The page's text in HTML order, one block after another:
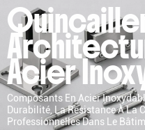
Acier
Composants En Acier
Durabilité, La Résistance À La
Professionnelles Dans Le